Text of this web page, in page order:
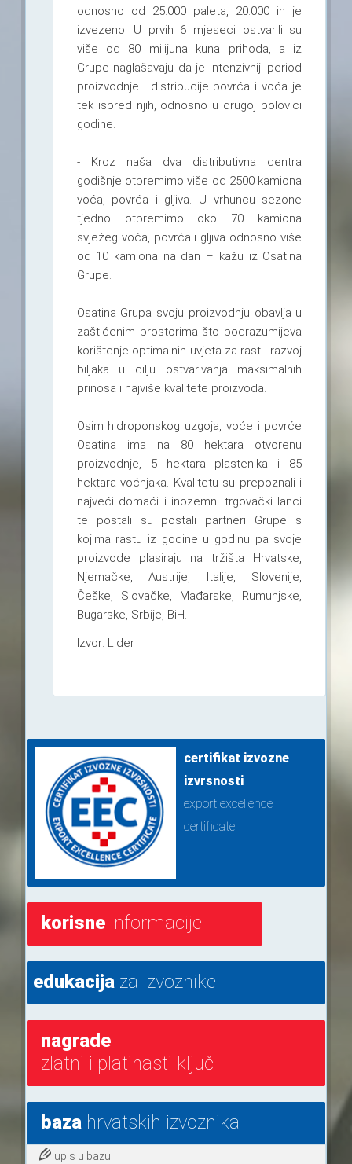
odnosno od 25.000 paleta, 20.000 ih je
izvezeno. U prvih 6 mjeseci ostvarili su
više od 80 milijuna kuna prihoda, a iz
Grupe naglašavaju da je intenzivniji period
proizvodnje i distribucije povrća i voća je
tek ispred njih, odnosno u drugoj polovici
godine.
- Kroz naša dva distributivna centra
godišnje otpremimo više od 2500 kamiona
voća, povrća i gljiva. U vrhuncu sezone
tjedno otpremimo oko 70 kamiona
svježeg voća, povrća i gljiva odnosno više
od 10 kamiona na dan – kažu iz Osatina
Grupe.
Osatina Grupa svoju proizvodnju obavlja u
zaštićenim prostorima što podrazumijeva
korištenje optimalnih uvjeta za rast i razvoj
biljaka u cilju ostvarivanja maksimalnih
prinosa i najviše kvalitete proizvoda.
Osim hidroponskog uzgoja, voće i povrće
Osatina ima na 80 hektara otvorenu
proizvodnje, 5 hektara plastenika i 85
hektara voćnjaka. Kvalitetu su prepoznali i
najveći domaći i inozemni trgovački lanci
te postali su postali partneri Grupe s
kojima rastu iz godine u godinu pa svoje
proizvode plasiraju na tržišta Hrvatske,
Njemačke, Austrije, Italije, Slovenije,
Češke, Slovačke, Mađarske, Rumunjske,
Bugarske, Srbije, BiH.
Izvor: Lider
certifikat izvozne
izvrsnosti
export excellence
certificate
korisneinformacije
edukacijaza izvoznike
nagrade
zlatni i platinasti ključ
bazahrvatskih izvoznika
upis u bazu